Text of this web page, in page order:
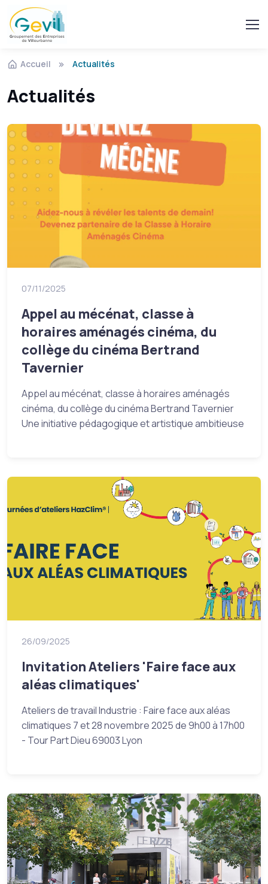
Accueil Actualités
Actualités
07/11/2025
Appel au mécénat, classe à
horaires aménagés cinéma, du
collège du cinéma Bertrand
Tavernier
Appel au mécénat, classe à horaires aménagés
cinéma, du collège du cinéma Bertrand Tavernier
Une initiative pédagogique et artistique ambitieuse
26/09/2025
Invitation Ateliers 'Faire face aux
aléas climatiques'
Ateliers de travail Industrie : Faire face aux aléas
climatiques 7 et 28 novembre 2025 de 9h00 à 17h00
- Tour Part Dieu 69003 Lyon